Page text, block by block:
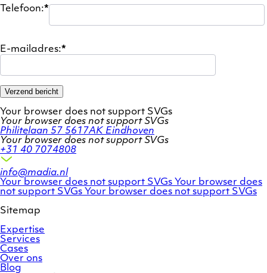
Telefoon:*
E-mailadres:*
Verzend bericht
Your browser does not support SVGs
Your browser does not support SVGs
Philitelaan 57 5617AK Eindhoven
Your browser does not support SVGs
+31 40 7074808
info@madia.nl
Twitter
account
Your browser does not support SVGs LinkedIn
profile
Your browser does
not support SVGs Facebook
Your browser does not support SVGs
Sitemap
Expertise
Services
Cases
Over ons
Blog